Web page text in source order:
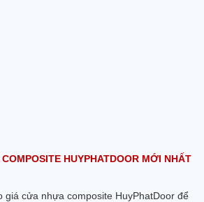
HUYPHATDOOR MỚI NHẤT
giá cửa nhựa composite HuyPhatDoor để